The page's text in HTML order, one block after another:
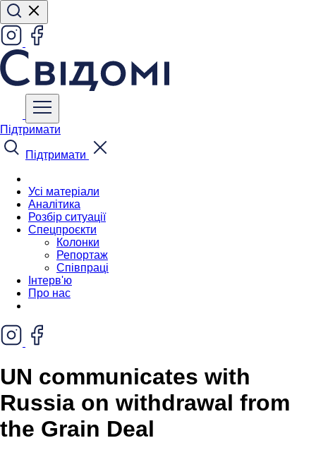
Підтримати
Підтримати
Усі матеріали
Аналітика
Розбір ситуації
Спецпроєкти
Колонки
Репортаж
Співпраці
Інтерв'ю
Про нас
UN communicates with
Russia on withdrawal from
the Grain Deal